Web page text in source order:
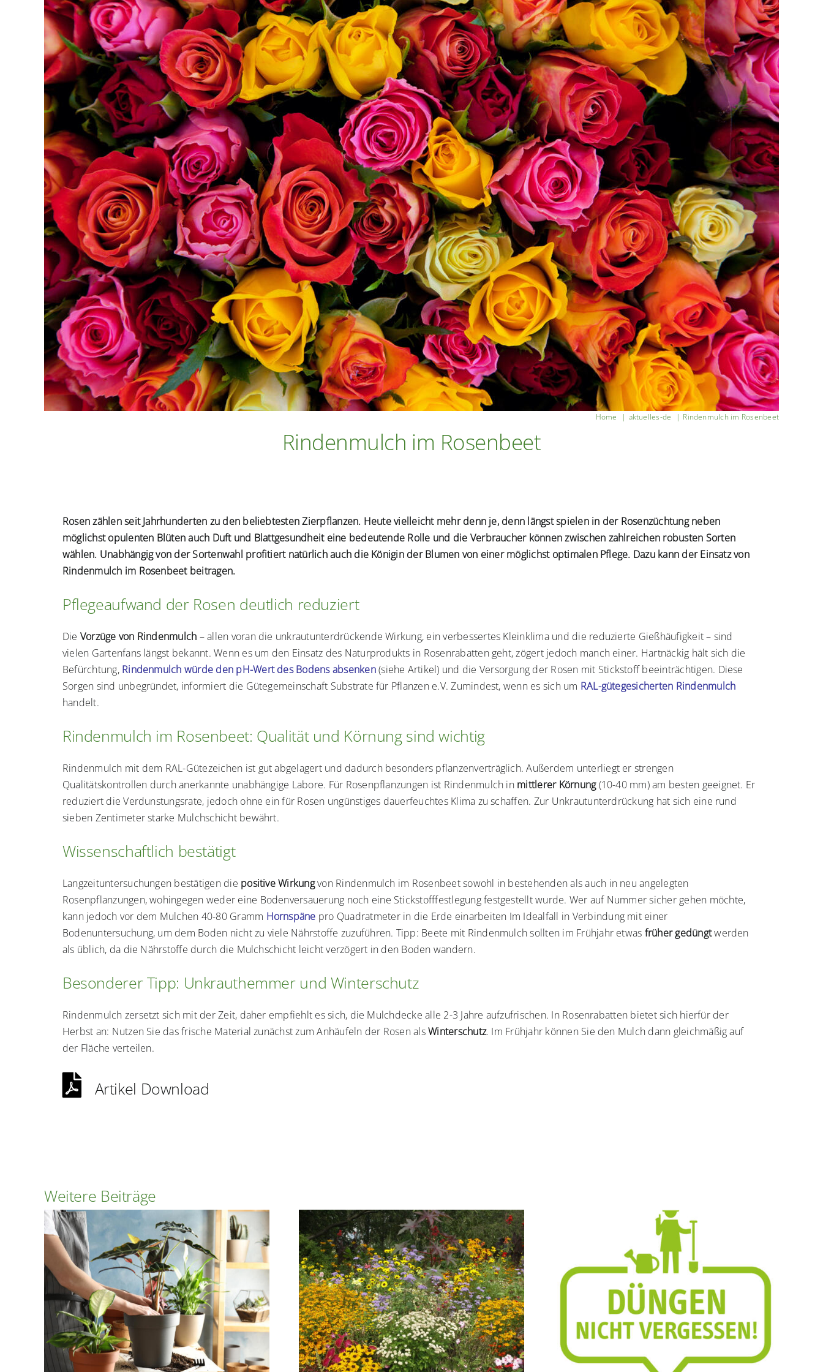
Home aktuelles-de Rindenmulch im Rosenbeet
Rindenmulch im Rosenbeet
Rosen zählen seit Jahrhunderten zu den beliebtesten Zierpflanzen. Heute vielleicht mehr denn je, denn längst spielen in der Rosenzüchtung neben
möglichst opulenten Blüten auch Duft und Blattgesundheit eine bedeutende Rolle und die Verbraucher können zwischen zahlreichen robusten Sorten
wählen. Unabhängig von der Sortenwahl profitiert natürlich auch die Königin der Blumen von einer möglichst optimalen Pflege. Dazu kann der Einsatz von
Rindenmulch im Rosenbeet beitragen.
Pflegeaufwand der Rosen deutlich reduziert
Die Vorzüge von Rindenmulch – allen voran die unkrautunterdrückende Wirkung, ein verbessertes Kleinklima und die reduzierte Gießhäufigkeit – sind
vielen Gartenfans längst bekannt. Wenn es um den Einsatz des Naturprodukts in Rosenrabatten geht, zögert jedoch manch einer. Hartnäckig hält sich die
Befürchtung, Rindenmulch würde den pH-Wert des Bodens absenken(siehe Artikel) und die Versorgung der Rosen mit Stickstoff beeinträchtigen. Diese
Sorgen sind unbegründet, informiert die Gütegemeinschaft Substrate für Pflanzen e.V. Zumindest, wenn es sich um RAL-gütegesicherten Rindenmulch
handelt.
Rindenmulch im Rosenbeet: Qualität und Körnung sind wichtig
Rindenmulch mit dem RAL-Gütezeichen ist gut abgelagert und dadurch besonders pflanzenverträglich. Außerdem unterliegt er strengen
Qualitätskontrollen durch anerkannte unabhängige Labore. Für Rosenpflanzungen ist Rindenmulch in mittlerer Körnung(10-40 mm) am besten geeignet. Er
reduziert die Verdunstungsrate, jedoch ohne ein für Rosen ungünstiges dauerfeuchtes Klima zu schaffen. Zur Unkrautunterdrückung hat sich eine rund
sieben Zentimeter starke Mulchschicht bewährt.
Wissenschaftlich bestätigt
Langzeituntersuchungen bestätigen die positive Wirkungvon Rindenmulch im Rosenbeet sowohl in bestehenden als auch in neu angelegten
Rosenpflanzungen, wohingegen weder eine Bodenversauerung noch eine Stickstofffestlegung festgestellt wurde. Wer auf Nummer sicher gehen möchte,
kann jedoch vor dem Mulchen 40-80 Gramm Hornspäne pro Quadratmeter in die Erde einarbeiten Im Idealfall in Verbindung mit einer
Bodenuntersuchung, um dem Boden nicht zu viele Nährstoffe zuzuführen. Tipp: Beete mit Rindenmulch sollten im Frühjahr etwas früher gedüngtwerden
als üblich, da die Nährstoffe durch die Mulchschicht leicht verzögert in den Boden wandern.
Besonderer Tipp: Unkrauthemmer und Winterschutz
Rindenmulch zersetzt sich mit der Zeit, daher empfiehlt es sich, die Mulchdecke alle 2-3 Jahre aufzufrischen. In Rosenrabatten bietet sich hierfür der
Herbst an: Nutzen Sie das frische Material zunächst zum Anhäufeln der Rosen alsWinterschutz. Im Frühjahr können Sie den Mulch dann gleichmäßig auf
der Fläche verteilen.
Artikel Download
Weitere Beiträge